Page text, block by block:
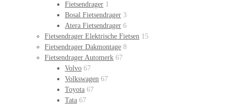
Fietsendrager 1
Bosal Fietsendrager 3
Atera Fietsendrager 6
Fietsendrager Elektrische Fietsen 15
Fietsendrager Dakmontage 8
Fietsendrager Automerk 67
Volvo 67
Volkswagen 67
Toyota 67
Tata 67